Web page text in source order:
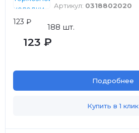
Артикул: 0318802020
123 ₽
188 шт.
123 ₽
Подробнее
Купить в 1 клик